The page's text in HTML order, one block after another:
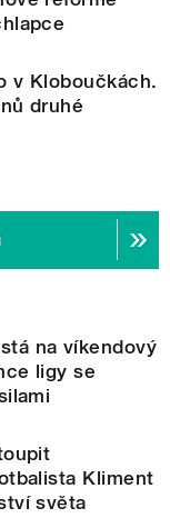
v Kloboučkách.
druhé
na víkendový
ligy se
Kliment
světa